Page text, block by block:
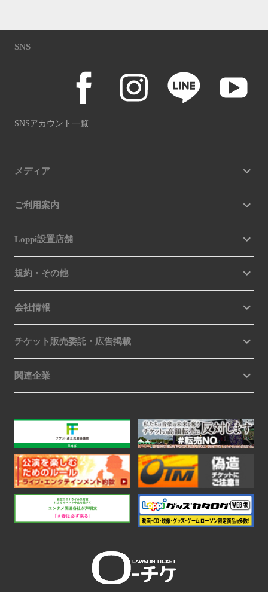
SNS
SNSアカウント一覧
メディア
ご利用案内
Loppi設置店舗
規約・その他
会社情報
チケット販売委託・広告掲載
関連企業